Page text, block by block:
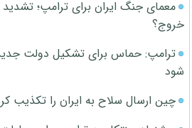
معمای جنگ ایران برای ترامپ؛ تشدید
خروج؟
ترامپ: حماس برای تشکیل دولت
شود
چین ارسال سلاح به ایران را تکذیب